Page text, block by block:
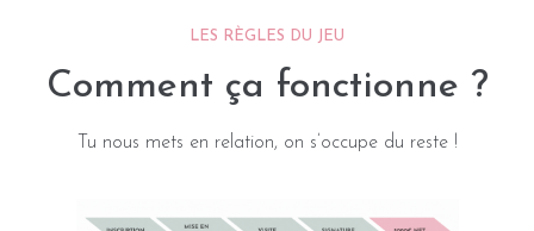
LES RÈGLES DU JEU
Comment ça fonctionne ?
Tu nous mets en relation, on s’occupe du reste !